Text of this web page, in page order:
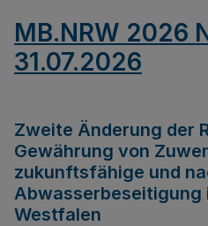
MB.NRW 2026
31.07.2026
Zweite Änderung der
Gewährung von
zukunftsfähige und
Abwasserbeseitigung
Westfalen